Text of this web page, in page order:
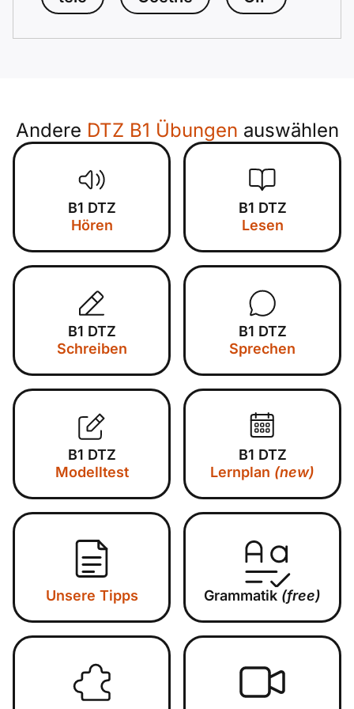
Andere DTZ B1 Übungen auswählen
B1 DTZ
Hören
B1 DTZ
Lesen
B1 DTZ
Schreiben
B1 DTZ
Sprechen
B1 DTZ
Modelltest
B1 DTZ
Lernplan (new)
Unsere Tipps Grammatik (free)